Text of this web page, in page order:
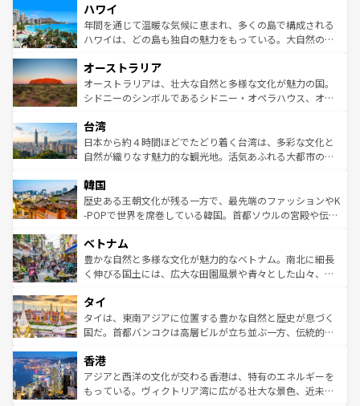
ば市内交通費無料で観光を楽しむこともできる。 なお、新
着のスイス情報はコンテンツ一覧 を参照してほしい。
のような巨大都市は、観光、ショッピング、エンターテイ
ンメントが詰まった刺激的なスポットだ。一方、アメリカ
西部には大自然が広がり、グランドキャニオンやイエロー
部のニューオーリンズでは、音楽と美食が融合した独特の
文化が魅力。旅行者はアメリカの各地域で異なる魅力を楽
しみながら、その多様性と豊かな歴史を感じることができ
ならではの贅沢な旅のスタイルだ。 なお、新着のアメリカ
情報はコンテンツ一覧を参照してほしい。
ハワイ
年間を通じて温暖な気候に恵まれ、多くの島で構成される
ハワイは、どの島も独自の魅力をもっている。大自然の神
ワイ島は見逃せない。また、定番の観光地といえばオアフ
島だが、静かな自然を求めるならマウイ島やカウアイ島が
おすすめ。エメラルドグリーンに輝く海をはじめ、豊かな
れるおもてなしの心で訪れる人々を迎えてくれるハワイの
人々、おいしいローカルフードやハワイアンミュージッ
ク、伝統的なフラダンスなど、すべてがハワイの魅力を彩
ワイを、存分に味わってほしい。 なお、新着のハワイ情報
はコンテンツ一覧を参照してほしい。
オーストラリア
オーストラリアは、壮大な自然と多様な文化が魅力の国。
シドニーのシンボルであるシドニー・オペラハウス、オー
リアリーフや大陸中央部にそびえるウルル（エアーズロッ
ク）、タスマニアの美しい原生林やケアンズの熱帯雨林な
ど、見どころがたくさん。また、カフェやワイン、オージ
いる。アクティビティも充実しており、サーフィンやダイ
ビング、ハイキングなど、アウトドア好きにはたまらな
い。オーストラリアの多彩な魅力を存分に味わいつくそ
参照してほしい。
台湾
日本から約４時間ほどでたどり着く台湾は、多彩な文化と
自然が織りなす魅力的な観光地。活気あふれる大都市の台
ン）、静ひつな山岳地帯である台湾東部など、都市の喧騒
と山間の静けさが共存しており、訪れる人に新しい発見と
驚きをもたらしてくれる。また、奥深い台湾の食文化も魅
容にもいいと評判のスイーツなど、バラエティ豊かな料理
が味わえる。 なお、新着の台湾情報は コンテンツ一覧を参
照してほしい。
韓国
歴史ある王朝文化が残る一方で、最先端のファッションやK
-POPで世界を席巻している韓国。首都ソウルの宮殿や伝統
き、地方に足を延ばせば四季折々の自然美を楽しむことが
できる。そして、キムチや焼肉、絶品のストリートフード
まで、さまざまな韓国料理が待っている。夜には、韓国な
リティに包まれながら、韓国の多彩な魅力を心ゆくまで味
わってみてほしい。 なお、新着の韓国情報はコンテンツ一
覧を参照してほしい。
ベトナム
豊かな自然と多様な文化が魅力的なベトナム。南北に細長
く伸びる国土には、広大な田園風景や青々とした山々、世
急速な発展と共に伝統が息づく。ハノイの古い町並みやホ
ーチミン市のフランス統治時代の建物も、独特の雰囲気を
醸し出している。また、バラエティの豊かさとおいしさで
とつ。フォーやバインミー、ベトナムコーヒーなどは、ぜ
ひ現地で味わいたい。どの地域を訪れてもあたたかい人々
が旅行者を迎えてくれるので、きっと忘れられない旅にな
タイ
タイは、東南アジアに位置する豊かな自然と歴史が息づく
国だ。首都バンコクは高層ビルが立ち並ぶ一方、伝統的な
の活気が交差している。北部ではチェンマイなどの山岳地
帯で自然と触れ合い、南部ではプーケットやクラビの美し
いビーチでリゾート気分を楽しむことができる。タイ料理
香港
アジアと西洋の文化が交わる香港は、特有のエネルギーを
もっている。ヴィクトリア湾に広がる壮大な景色、近未来